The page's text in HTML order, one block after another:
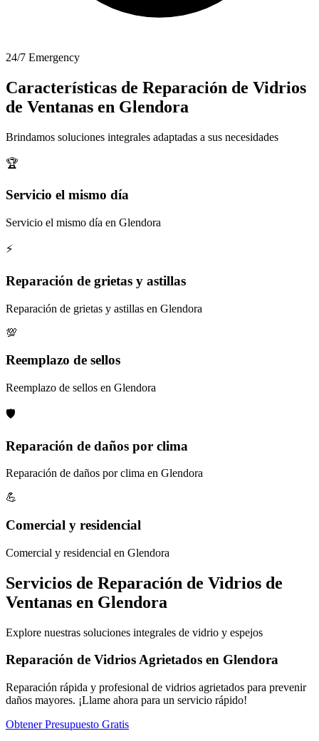
24/7 Emergency
Características de Reparación de Vidrios
de Ventanas en Glendora
Brindamos soluciones integrales adaptadas a sus necesidades
🏆
Servicio el mismo día
Servicio el mismo día en Glendora
⚡
Reparación de grietas y astillas
Reparación de grietas y astillas en Glendora
💯
Reemplazo de sellos
Reemplazo de sellos en Glendora
🛡️
Reparación de daños por clima
Reparación de daños por clima en Glendora
💪
Comercial y residencial
Comercial y residencial en Glendora
Servicios de Reparación de Vidrios de
Ventanas en Glendora
Explore nuestras soluciones integrales de vidrio y espejos
Reparación de Vidrios Agrietados en Glendora
Reparación rápida y profesional de vidrios agrietados para prevenir
daños mayores. ¡Llame ahora para un servicio rápido!
Obtener Presupuesto Gratis